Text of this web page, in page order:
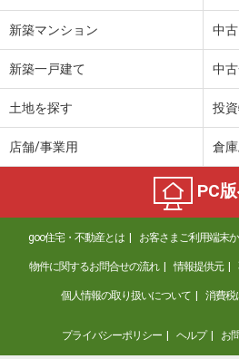
岡山県岡山市北区今村
価 格
3.40万円
岡山県岡山
専有面積 22.37m²
住 所
岡山県倉敷
専有面積
50.78m²
新築マンション 中
新築一戸建て 中
土地を探す 投
店舗/事業用 倉
PC
goo住宅・不動産とは お客さまご利用端末
物件に関するお問合せの流れ 情報提供元
個人情報の取り扱いについて 消費税
プライバシーポリシー ヘルプ お